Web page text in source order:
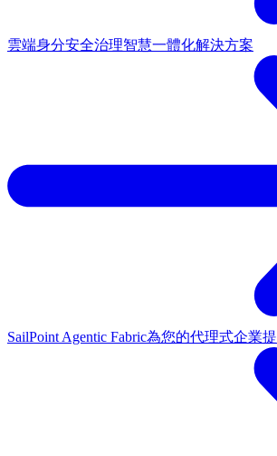
雲端身分安全治理智慧一體化解決方案
SailPoint Agentic Fabric為您的代理式企業